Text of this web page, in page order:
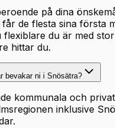
på dina
de flesta sina första
flexiblare du är med
hittar du.
bevakar ni i Snösätra?
kommunala och
inklusive